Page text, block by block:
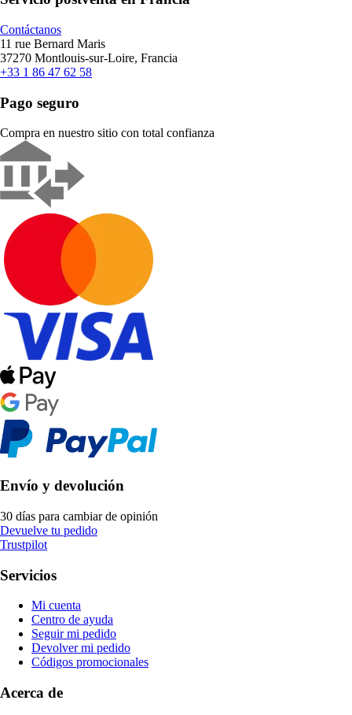
Contáctanos
11 rue Bernard Maris
37270 Montlouis-sur-Loire, Francia
+33 1 86 47 62 58
Pago seguro
Compra en nuestro sitio con total confianza
Envío y devolución
30 días para cambiar de opinión
Devuelve tu pedido
Trustpilot
Servicios
Mi cuenta
Centro de ayuda
Seguir mi pedido
Devolver mi pedido
Códigos promocionales
Acerca de